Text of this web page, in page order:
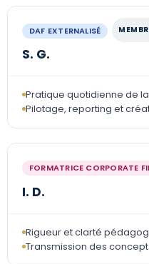
DAF EXTERNALISÉ
S. G.
Pratique quotidienne de
Pilotage, reporting et
FORMATRICE CORPORATE
I. D.
Rigueur et clarté
Transmission des